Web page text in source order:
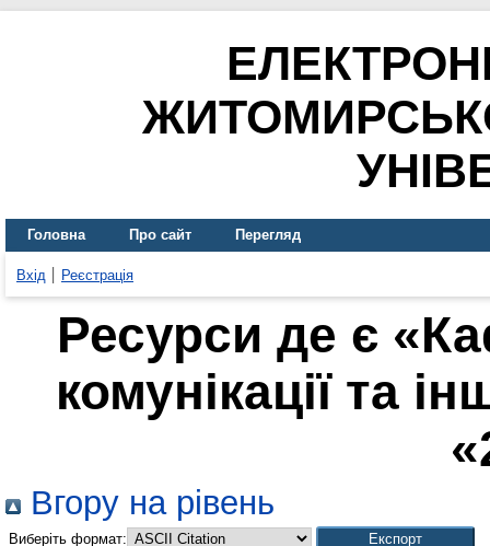
Головна Про сайт Перегляд
Вхід Реєстрація
Ресурси де є
комунікації та
Вгору на рівень
Виберіть формат: